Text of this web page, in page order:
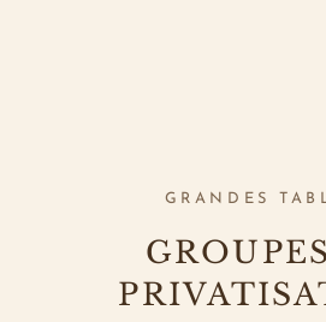
GRANDES